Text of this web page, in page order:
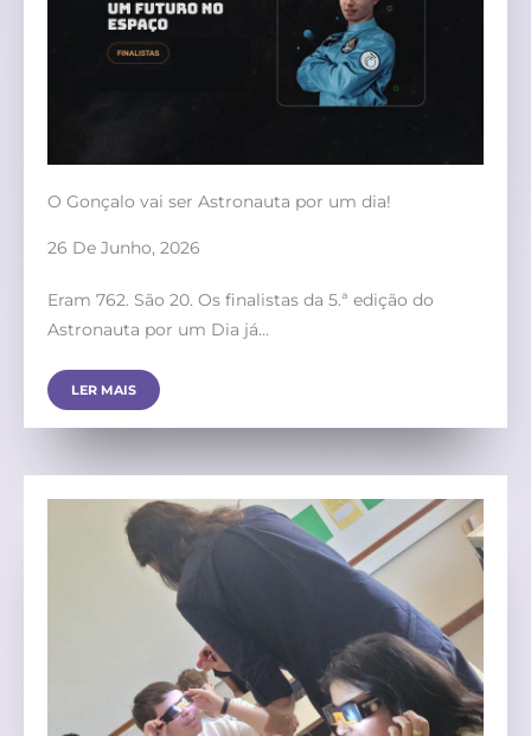
O Gonçalo vai ser Astronauta por um dia!
26 De Junho, 2026
Eram 762. São 20. Os finalistas da 5.ª edição do
Astronauta por um Dia já…
LER MAIS